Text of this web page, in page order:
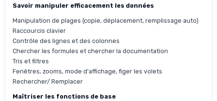
Savoir manipuler efficacement les données
Manipulation de plages (copie, déplacement, remplissage auto)
Raccourcis clavier
Contrôle des lignes et des colonnes
Chercher les formules et chercher la documentation
Tris et filtres
Fenêtres, zooms, mode d'affichage, figer les volets
Rechercher/ Remplacer
Maîtriser les fonctions de base